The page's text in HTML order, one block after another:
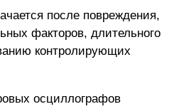
после повреждения,
факторов, длительного
контролирующих
осциллографов